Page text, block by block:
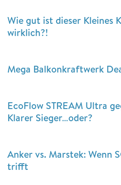
Wie gut ist dieser Kleines
wirklich?!
Mega Balkonkraftwerk
EcoFlow STREAM Ultra
Klarer Sieger…oder?
Anker vs. Marstek: Wenn
trifft